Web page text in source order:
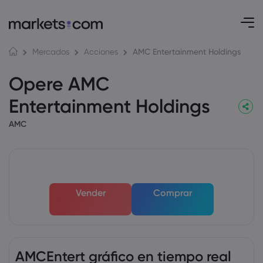
Mercados Acciones AMC Entertainment Holdings
Opere AMC
Entertainment Holdings
AMC
Vender Comprar
AMCEntert gráfico en tiempo real